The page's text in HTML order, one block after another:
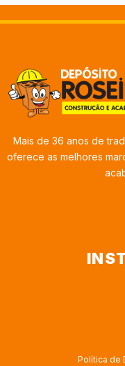
Mais de 36 anos de
oferece as melhores
Política de